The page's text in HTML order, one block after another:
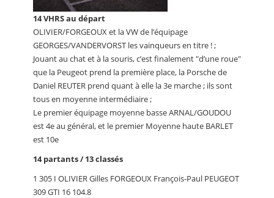
14 VHRS au départ
OLIVIER/FORGEOUX et la VW de l’équipage
GEORGES/VANDERVORST les vainqueurs en titre ! ;
Jouant au chat et à la souris, c’est finalement "d’une roue"
que la Peugeot prend la première place, la Porsche de
Daniel REUTER prend quant à elle la 3e marche ; ils sont
tous en moyenne intermédiaire ;
Le premier équipage moyenne basse ARNAL/GOUDOU
est 4e au général, et le premier Moyenne haute BARLET
est 10e
14 partants / 13 classés
1 305 I OLIVIER Gilles FORGEOUX François-Paul PEUGEOT
309 GTI 16 104.8